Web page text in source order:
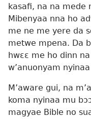
kasafi, na na mede
Mibenyaa nna ho
me ne me yere da
metwe mpena. Da
hwɛɛ me ho dinn
w’anuonyam
M’aware gui, na
koma nyinaa mu
magyae Bible no